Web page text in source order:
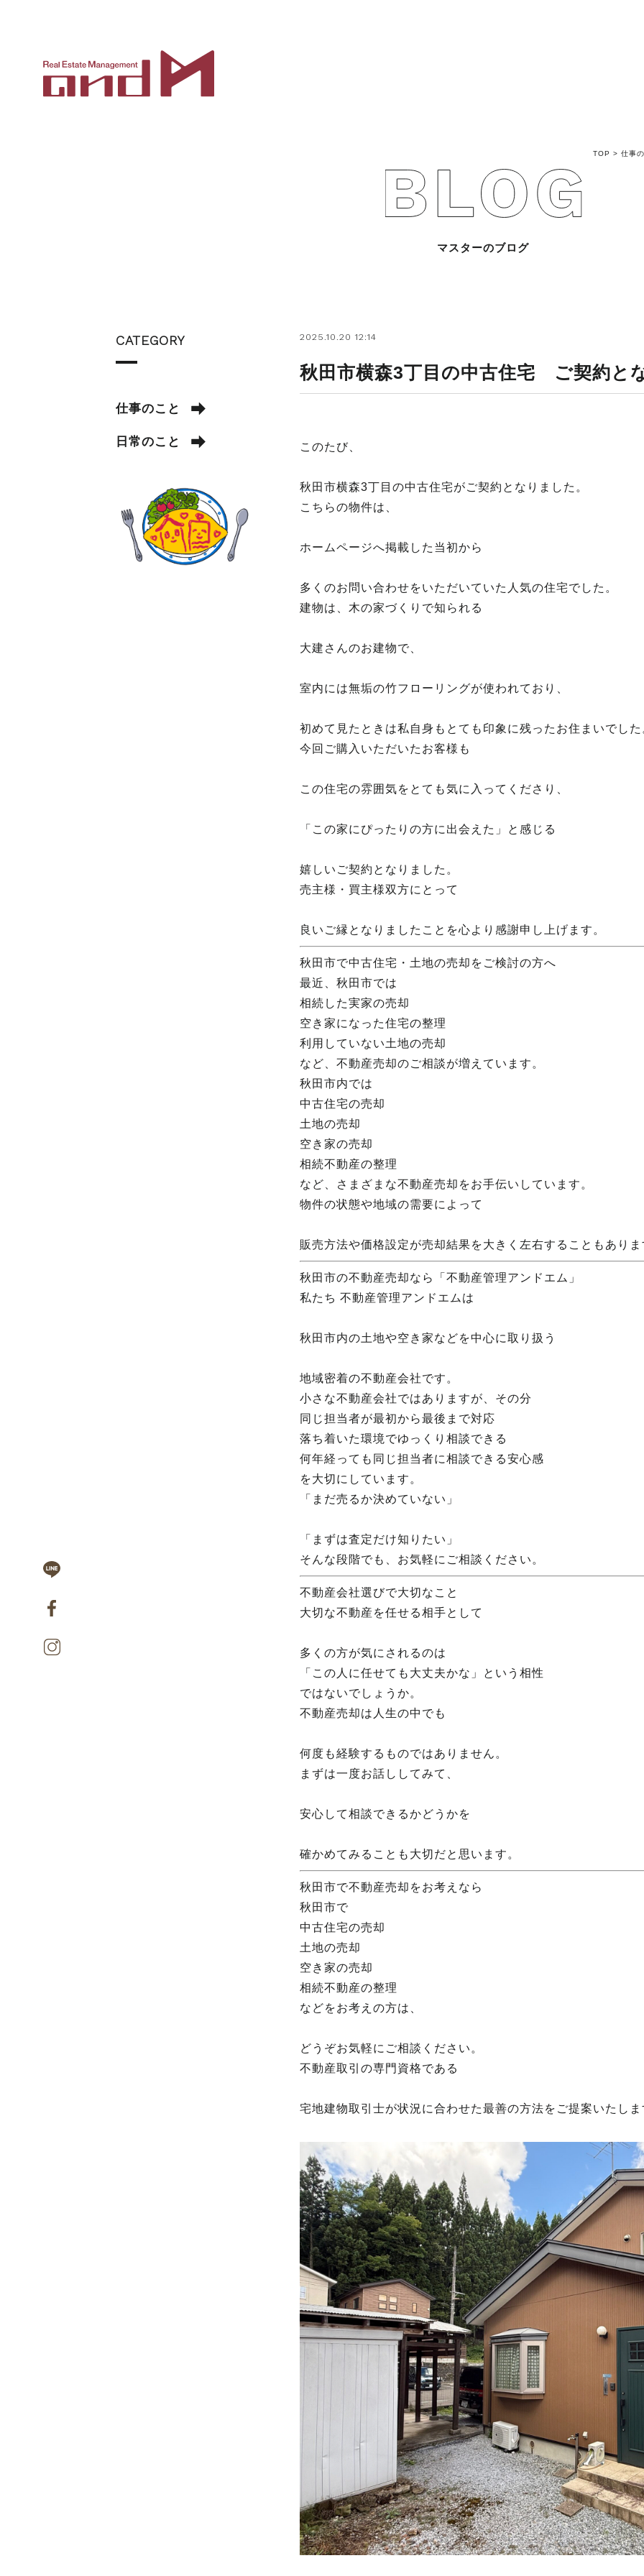
会社概要
TOP > 仕事
マスターのブログ
2025.10.20 12:14
秋田市横森3丁目の中古住宅 ご契約と
このたび、
秋田市横森3丁目の中古住宅がご契約となりました。
こちらの物件は、
ホームページへ掲載した当初から
多くのお問い合わせをいただいていた人気の住宅でした。
建物は、木の家づくりで知られる
大建さんのお建物で、
室内には無垢の竹フローリングが使われており、
初めて見たときは私自身もとても印象に残ったお住まいでした
今回ご購入いただいたお客様も
この住宅の雰囲気をとても気に入ってくださり、
「この家にぴったりの方に出会えた」と感じる
嬉しいご契約となりました。
売主様・買主様双方にとって
良いご縁となりましたことを心より感謝申し上げます。
秋田市で中古住宅・土地の売却をご検討の方へ
最近、秋田市では
相続した実家の売却
空き家になった住宅の整理
利用していない土地の売却
など、不動産売却のご相談が増えています。
秋田市内では
中古住宅の売却
土地の売却
空き家の売却
相続不動産の整理
など、さまざまな不動産売却をお手伝いしています。
物件の状態や地域の需要によって
販売方法や価格設定が売却結果を大きく左右することもありま
秋田市の不動産売却なら「不動産管理アンドエム」
私たち 不動産管理アンドエムは
秋田市内の土地や空き家などを中心に取り扱う
地域密着の不動産会社です。
小さな不動産会社ではありますが、その分
同じ担当者が最初から最後まで対応
落ち着いた環境でゆっくり相談できる
何年経っても同じ担当者に相談できる安心感
を大切にしています。
「まだ売るか決めていない」
「まずは査定だけ知りたい」
そんな段階でも、お気軽にご相談ください。
不動産会社選びで大切なこと
大切な不動産を任せる相手として
多くの方が気にされるのは
「この人に任せても大丈夫かな」という相性
ではないでしょうか。
不動産売却は人生の中でも
何度も経験するものではありません。
まずは一度お話ししてみて、
安心して相談できるかどうかを
確かめてみることも大切だと思います。
秋田市で不動産売却をお考えなら
秋田市で
中古住宅の売却
土地の売却
空き家の売却
相続不動産の整理
などをお考えの方は、
どうぞお気軽にご相談ください。
不動産取引の専門資格である
宅地建物取引士が状況に合わせた最善の方法をご提案いたしま
CATEGORY
仕事のこと
日常のこと